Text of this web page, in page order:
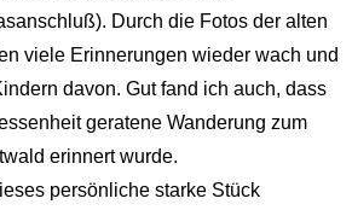
Durch die Fotos der alten
viele Erinnerungen wieder wach und
davon. Gut fand ich auch, dass
geratene Wanderung zum
erinnert wurde.
persönliche starke Stück